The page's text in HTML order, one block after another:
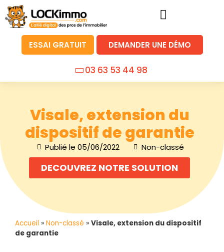
ESSAI GRATUIT DEMANDER UNE DÉMO
03 63 53 44 98
Visale, extension du
dispositif de garantie
Publié le 05/06/2022 Non-classé
DECOUVREZ NOTRE SOLUTION
Accueil » Non-classé » Visale, extension du dispositif
de garantie